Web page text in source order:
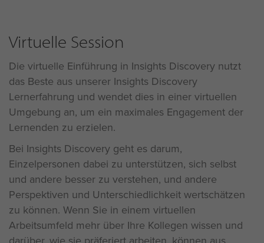
Virtuelle Session
Die virtuelle Einführung in Insights Discovery nutzt
das Beste aus unserer Insights Discovery
Lernerfahrung und wendet dies in einer virtuellen
Umgebung an, um ein maximales Engagement der
Lernenden zu erzielen.
Bei Insights Discovery geht es darum,
Einzelpersonen dabei zu unterstützen, sich selbst
und andere besser zu verstehen, und andere
Perspektiven und Unterschiedlichkeit wertschätzen
zu können. Wenn Sie in einem virtuellen
Arbeitsumfeld mehr über Ihre Kollegen wissen und